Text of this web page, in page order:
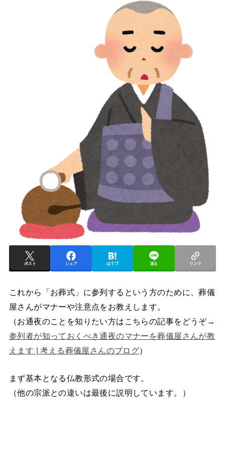
ポスト シェア はてブ 送る リンク
これから「お葬式」に参列するという方のために、葬儀
屋さんがマナーや注意点をお教えします。
（お通夜のことを知りたい方はこちらの記事をどうぞ→
参列者が知っておくべき通夜のマナーを葬儀屋さんが教
えます | 考える葬儀屋さんのブログ）
まず基本となる仏教形式の場合です。
（他の宗派との違いは最後に説明しています。）